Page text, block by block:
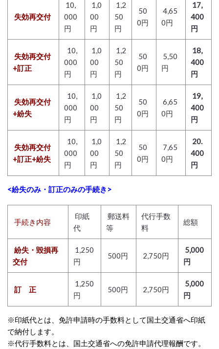
失効再交付
10,
000
円
1,0
00
円
1,2
50
円
50
0円
4,65
0円
17,
400
円
失効再交付
+訂正
10,
000
円
1,0
00
円
1,2
50
円
50
0円
5,50
円
18,
400
円
失効再交付
+紛失
10,
000
円
1,0
00
円
1,2
50
円
50
0円
6,65
0円
19,
400
円
失効再交付
+訂正+紛失
10,
000
円
1,0
00
円
1,2
50
円
50
0円
7,65
0円
20.
400
円
<紛失のみ・訂正のみの手続き>
手続き内容
印紙
代
郵送料
等
代行手数
料
総額
紛失・毀損再
交付
1,250
円
500円 2,750円
5,000
円
訂 正
1,250
円
500円 2,750円
5,000
円
※印紙代とは、免許申請時の手数料として国土交通省へ印紙
で納付します。
※代行手数料とは、国土交通省への免許申請代理報酬です。